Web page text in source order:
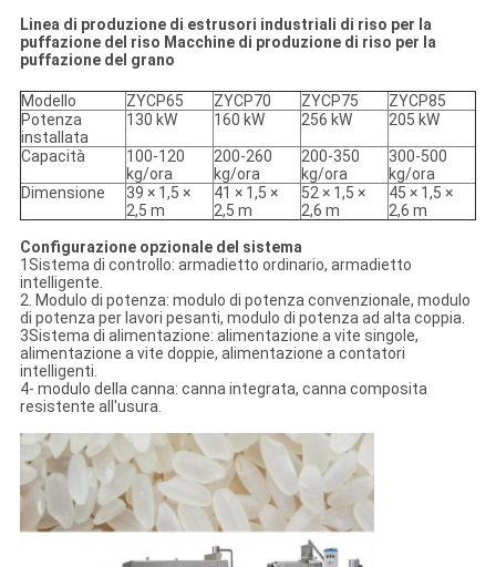
Linea di produzione di estrusori industriali di riso per la
puffazione del riso Macchine di produzione di riso per la
puffazione del grano
Modello ZYCP65 ZYCP70 ZYCP75
ZYCP85
Potenza
installata
130 kW 160 kW 256 kW 205 kW
Capacità
100-120
kg/ora
200-260
kg/ora
200-350
kg/ora
300-500
kg/ora
Dimensione
39 × 1,5 ×
2,5 m
41 × 1,5 ×
2,5 m
52 × 1,5 ×
2,6 m
45 × 1,5 ×
2,6 m
Configurazione opzionale del sistema
1Sistema di controllo: armadietto ordinario, armadietto
intelligente.
2. Modulo di potenza: modulo di potenza convenzionale, modulo
di potenza per lavori pesanti, modulo di potenza ad alta coppia.
3Sistema di alimentazione: alimentazione a vite singole,
alimentazione a vite doppie, alimentazione a contatori
intelligenti.
4- modulo della canna: canna integrata, canna composita
resistente all'usura.